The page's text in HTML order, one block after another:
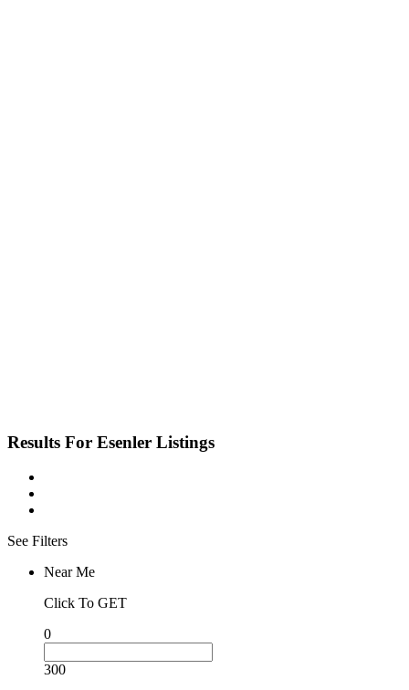
Results For Esenler Listings
See Filters
Near Me
Click To GET
0
300